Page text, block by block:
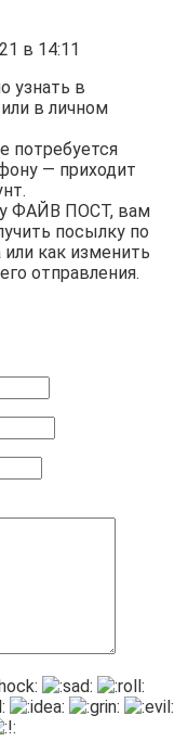
в 14:11
узнать в
в личном
потребуется
— приходит
ФАЙВ ПОСТ, вам
посылку по
как изменить
отправления.